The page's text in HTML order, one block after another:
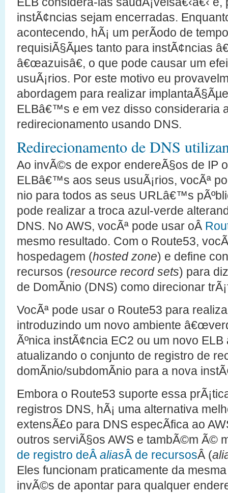
instÃ¢ncias sejam encerradas.
acontecendo, hÃ¡ um perÃ­odo de
requisiÃ§Ãµes tanto para instÃ¢ncias
â€œazuisâ€, o que pode causar um
usuÃ¡rios. Por este motivo eu
abordagem para realizar
ELBâ€™s e em vez disso consideraria
redirecionamento usando DNS.
Redirecionamento de DNS
Ao invÃ©s de expor endereÃ§os de IP
ELBâ€™s aos seus usuÃ¡rios, vocÃª
nio para todos as seus URLâ€™s
pode realizar a troca azul-verde
DNS. No AWS, vocÃª pode usar oÂ
mesmo resultado. Com o Route53,
hospedagem (hosted zone) e define
recursos (resource record sets) para
de DomÃ­nio (DNS) como direcionar
VocÃª pode usar o Route53 para
introduzindo um novo ambiente
Ãºnica instÃ¢ncia EC2 ou um novo ELB
atualizando o conjunto de registro de
domÃ­nio/subdomÃ­nio para a nova
Embora o Route53 suporte essa
registros DNS, hÃ¡ uma alternativa
extensÃ£o para DNS especÃ­fica ao
outros serviÃ§os AWS e tambÃ©m Ã©
de registro deÂ aliasÂ de recursosÂ (
Eles funcionam praticamente da
invÃ©s de apontar para qualquer